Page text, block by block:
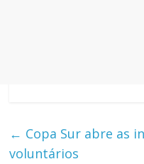
← Copa Sur abre as
voluntários